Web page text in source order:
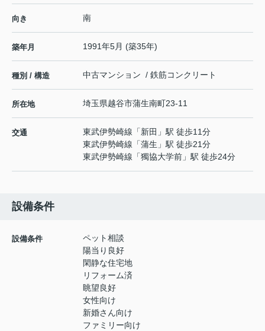
向き 南
築年月 1991年5月 (築35年)
種別 / 構造 中古マンション / 鉄筋コンクリート
所在地 埼玉県越谷市蒲生南町23-11
交通 東武伊勢崎線 「新田 」駅 徒歩11分
東武伊勢崎線 「蒲生 」駅 徒歩21分
東武伊勢崎線 「獨協大学前 」駅 徒歩24分
設備条件
設備条件
ペット相談
陽当り良好
閑静な住宅地
リフォーム済
眺望良好
女性向け
新婚さん向け
ファミリー向け